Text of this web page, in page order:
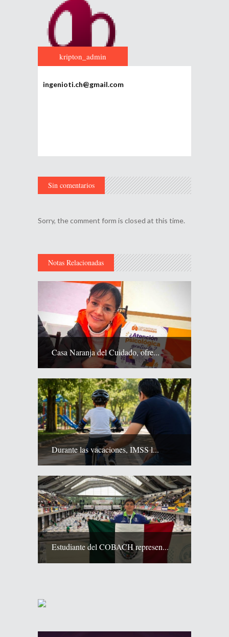
kripton_admin
ingenioti.ch@gmail.com
Sin comentarios
Sorry, the comment form is closed at this time.
Notas Relacionadas
Casa Naranja del Cuidado, ofre...
Durante las vacaciones, IMSS l...
Estudiante del COBACH represen...